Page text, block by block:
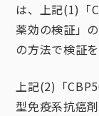
は、上記(1)「
薬効の検証」
の方法で検証
上記(2)「
型免疫系抗癌